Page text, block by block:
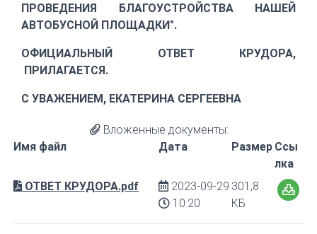
ПРОВЕДЕНИЯ БЛАГОУСТРОЙСТВА НАШЕЙ
АВТОБУСНОЙ ПЛОЩАДКИ".
ОФИЦИАЛЬНЫЙ ОТВЕТ КРУДОРА,
ПРИЛАГАЕТСЯ.
С УВАЖЕНИЕМ, ЕКАТЕРИНА СЕРГЕЕВНА
Вложенные документы:
Имя файл
Дата Размер Ссы
лка
ОТВЕТ КРУДОРА.pdf
2023-09-29
10:20
301,8
КБ